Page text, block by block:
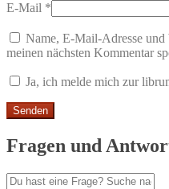
E-Mail *
Name, E-Mail-Adresse
meinen nächsten Kommentar
Ja, ich melde mich zur
Fragen und